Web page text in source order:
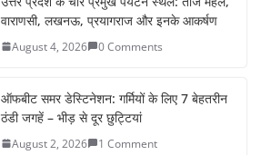
वाराणसी, लखनऊ, प्रयागराज और इनके आकर्षण
August 4, 2026 0 Comments
ऑफबीट समर डेस्टिनेशन: गर्मियों के लिए 7 बेहतरीन
ठंडी जगहें – भीड़ से दूर छुट्टियां
August 2, 2026 1 Comment